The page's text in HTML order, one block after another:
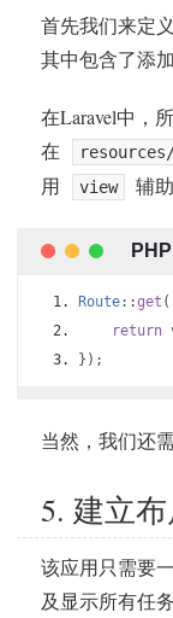
首先我们来定
其中包含了添
在Laravel中，
在
用
view 辅
Route::get (
return
});
当然，我们还
5. 建立
该应用只需要
及显示所有任